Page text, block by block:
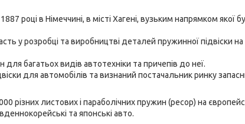
році в Німеччині, в місті Хагені, вузьким напрямком якої
у розробці та виробництві деталей пружинної підвіски на
багатьох видів автотехніки та причепів до неї.
для автомобілів та визнаний постачальник ринку
різних листових і параболічних пружин (ресор) на
та японські авто.